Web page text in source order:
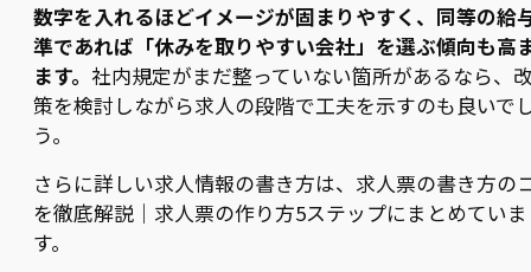
数字を入れるほどイメージが固まりやすく、同等の給
準であれば「休みを取りやすい会社」を選ぶ傾向も高
ます。 社内規定がまだ整っていない箇所があるなら、
策を検討しながら求人の段階で工夫を示すのも良いで
う。
さらに詳しい求人情報の書き方は、求人票の書き方の
を徹底解説｜求人票の作り方5ステップにまとめていま
す。